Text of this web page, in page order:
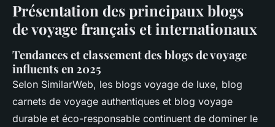
Présentation des principaux blogs
de voyage français et internationaux
Tendances et classement des blogs de voyage
influents en 2025
Selon SimilarWeb, les blogs voyage de luxe, blog
carnets de voyage authentiques et blog voyage
durable et éco-responsable continuent de dominer le